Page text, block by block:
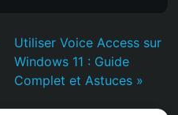
Utiliser Voice Access sur
Windows 11 : Guide
Complet et Astuces »